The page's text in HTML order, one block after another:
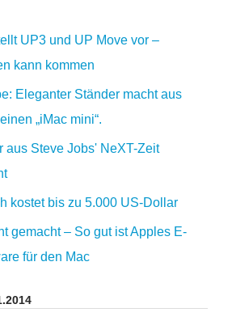
UP3 und UP Move vor –
kann kommen
Eleganter Ständer macht aus
„iMac mini“.
aus Steve Jobs' NeXT-Zeit
kostet bis zu 5.000 US-Dollar
gemacht – So gut ist Apples E-
für den Mac